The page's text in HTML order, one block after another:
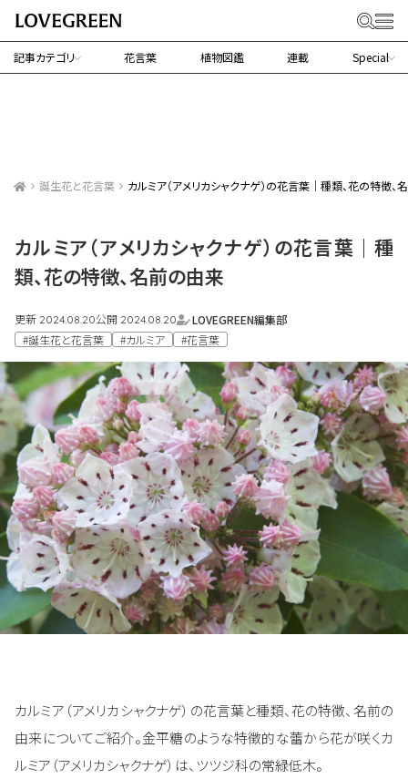
記事カテゴリ 花言葉 植物図鑑 連載 Special
誕生花と花言葉 カルミア（アメリカシャクナゲ）の花言葉｜種類、花の特徴、
カルミア（アメリカシャクナゲ）の花言葉｜種
類、花の特徴、名前の由来
更新 2024.08.20公開 2024.08.20
LOVEGREEN編集部
#誕生花と花言葉
#カルミア #花言葉
カルミア（アメリカシャクナゲ）の花言葉と種類、花の特徴、名前の
由来についてご紹介。金平糖のような特徴的な蕾から花が咲くカ
ルミア（アメリカシャクナゲ）は、ツツジ科の常緑低木。